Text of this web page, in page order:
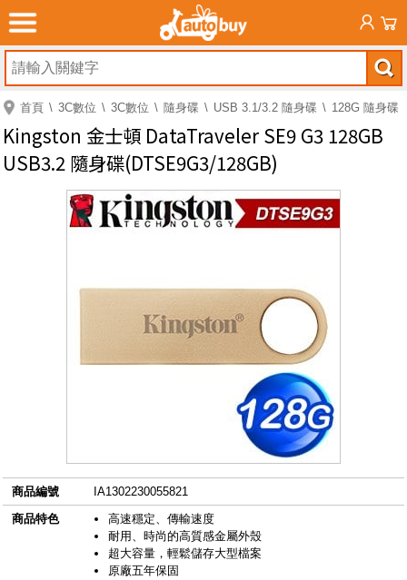
首頁 3C數位 3C數位 隨身碟 USB 3.1/3.2 隨身碟 128G 隨身碟
Kingston 金士頓 DataTraveler SE9 G3 128GB
USB3.2 隨身碟(DTSE9G3/128GB)
商品編號
IA1302230055821
商品特色
高速穩定、傳輸速度
耐用、時尚的高質感金屬外殼
超大容量，輕鬆儲存大型檔案
原廠五年保固